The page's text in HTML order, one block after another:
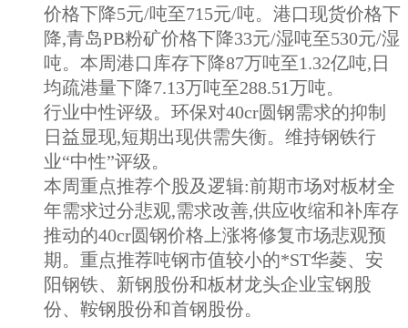
价格下降5元/吨至715元/吨。港口现货价格下
降,青岛PB粉矿价格下降33元/湿吨至530元/湿
吨。本周港口库存下降87万吨至1.32亿吨,日
均疏港量下降7.13万吨至288.51万吨。
行业中性评级。环保对40cr圆钢需求的抑制
日益显现,短期出现供需失衡。维持钢铁行
业“中性”评级。
本周重点推荐个股及逻辑:前期市场对板材全
年需求过分悲观,需求改善,供应收缩和补库存
推动的40cr圆钢价格上涨将修复市场悲观预
期。重点推荐吨钢市值较小的*ST华菱、安
阳钢铁、新钢股份和板材龙头企业宝钢股
份、鞍钢股份和首钢股份。